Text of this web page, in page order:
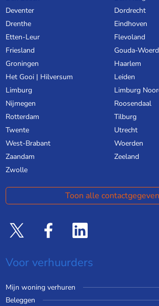
Deventer
Dordrecht
Drenthe
Eindhoven
Etten-Leur
Flevoland
Friesland
Gouda-
Groningen
Haarlem
Het Gooi | Hilversum
Leiden
Limburg
Limburg
Nijmegen
Roosendaal
Rotterdam
Tilburg
Twente
Utrecht
West-Brabant
Woerden
Zaandam
Zeeland
Zwolle
Toon alle
Voor verhuurders
Mijn woning verhuren
Beleggen